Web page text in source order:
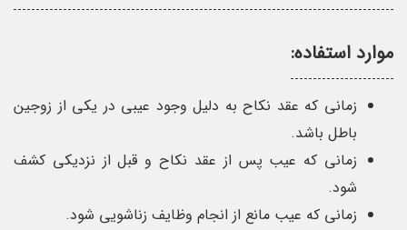
موارد استفاده:
زمانی که عقد نکاح به دلیل وجود عیبی در یکی از زوجین
باطل باشد.
زمانی که عیب پس از عقد نکاح و قبل از نزدیکی کشف
شود.
زمانی که عیب مانع از انجام وظایف زناشویی شود.